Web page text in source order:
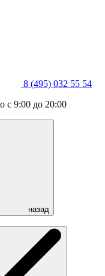
8 (495) 032 55 54
с 9:00 до 20:00
назад